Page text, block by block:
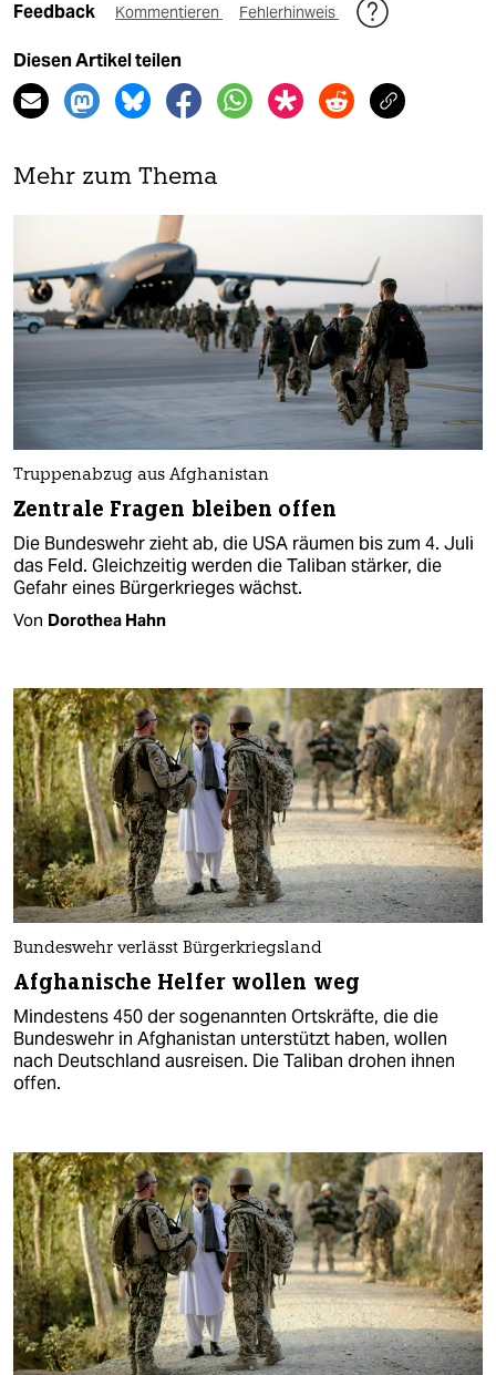
Feedback Kommentieren Fehlerhinweis
Diesen Artikel teilen
Mehr zum Thema
Truppenabzug aus Afghanistan
Zentrale Fragen bleiben offen
Die Bundeswehr zieht ab, die USA räumen bis zum 4. Juli
das Feld. Gleichzeitig werden die Taliban stärker, die
Gefahr eines Bürgerkrieges wächst.
Von Dorothea Hahn
Bundeswehr verlässt Bürgerkriegsland
Afghanische Helfer wollen weg
Mindestens 450 der sogenannten Ortskräfte, die die
Bundeswehr in Afghanistan unterstützt haben, wollen
nach Deutschland ausreisen. Die Taliban drohen ihnen
offen.